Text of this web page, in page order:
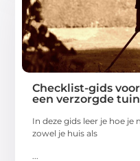
Checklist-gids
een verzorgde tuin
In deze gids leer je hoe
zowel je huis als